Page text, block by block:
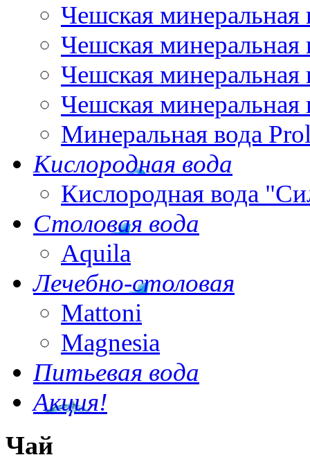
Чешская минеральная
Чешская минеральная
Чешская минеральная
Чешская минеральная
Минеральная вода
Кислородная вода
Кислородная вода
Столовая вода
Aquila
Лечебно-столовая
Mattoni
Magnesia
Питьевая вода
Акция!
Чай